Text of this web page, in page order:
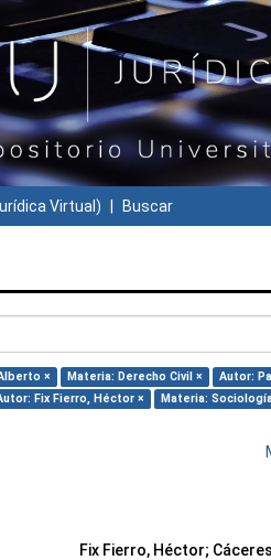
Virtual) Buscar
× Materia: Derecho Civil ×
Autor:
Fix Fierro, Héctor ×
Materia:
Fix Fierro, Héctor; Cáceres